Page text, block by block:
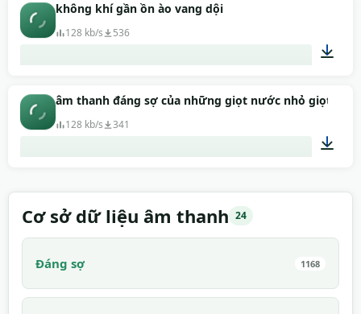
không khí gần ồn ào vang dội
128 kb/s 536
00:43
âm thanh đáng sợ của những giọt nước nhỏ giọt
128 kb/s 341
Cơ sở dữ liệu âm thanh 24
Đáng sợ 1168